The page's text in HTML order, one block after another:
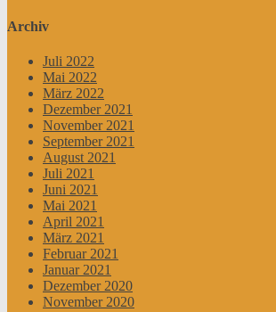
Archiv
Juli 2022
Mai 2022
März 2022
Dezember 2021
November 2021
September 2021
August 2021
Juli 2021
Juni 2021
Mai 2021
April 2021
März 2021
Februar 2021
Januar 2021
Dezember 2020
November 2020